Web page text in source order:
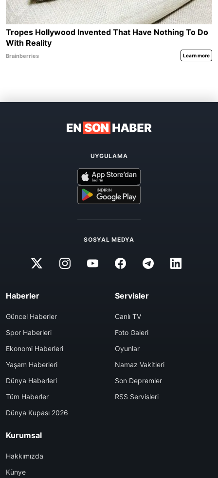
UYGULAMA
SOSYAL MEDYA
Haberler
Güncel Haberler
Spor Haberleri
Ekonomi Haberleri
Yaşam Haberleri
Dünya Haberleri
Tüm Haberler
Dünya Kupası 2026
Servisler
Canlı TV
Foto Galeri
Oyunlar
Namaz Vakitleri
Son Depremler
RSS Servisleri
Kurumsal
Hakkımızda
Künye